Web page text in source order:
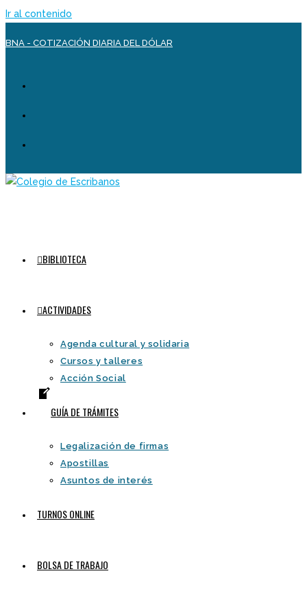
Ir al contenido
BNA - COTIZACIÓN DIARIA DEL DÓLAR
BIBLIOTECA
ACTIVIDADES
Agenda cultural y solidaria
Cursos y talleres
Acción Social
GUÍA DE TRÁMITES
Legalización de firmas
Apostillas
Asuntos de interés
TURNOS ONLINE
BOLSA DE TRABAJO